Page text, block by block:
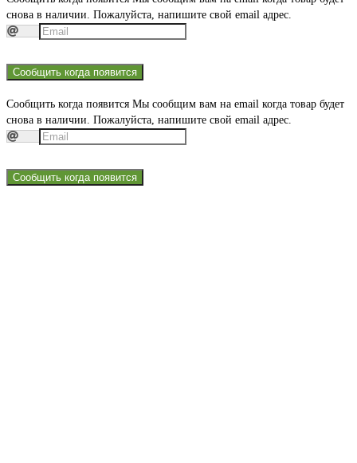
снова в наличии. Пожалуйста, напишите свой email адрес.
Сообщить когда появится
Сообщить когда появится Мы сообщим вам на email когда товар будет
снова в наличии. Пожалуйста, напишите свой email адрес.
Сообщить когда появится